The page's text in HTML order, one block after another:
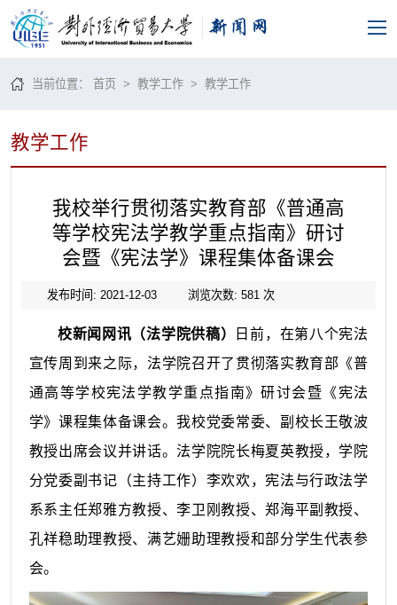
当前位置：首页 >教学工作 >教学工作
教学工作
我校举行贯彻落实教育部《普通高
等学校宪法学教学重点指南》研讨
会暨《宪法学》课程集体备课会
发布时间: 2021-12-03 浏览次数: 581 次
校新闻网讯（法学院供稿）
日前，在第八个宪法
宣传周到来之际，法学院召开了贯彻落实教育部《普
通高等学校宪法学教学重点指南》研讨会暨《宪法
学》课程集体备课会。我校党委常委、副校长王敬波
教授出席会议并讲话。法学院院长梅夏英教授，学院
分党委副书记（主持工作）李欢欢，宪法与行政法学
系系主任郑雅方教授、李卫刚教授、郑海平副教授、
孔祥稳助理教授、满艺姗助理教授和部分学生代表参
会。